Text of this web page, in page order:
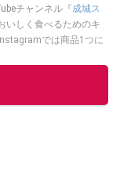
チャンネル『成城ス
いしく食べるためのキ
では商品1つに